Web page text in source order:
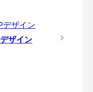
ザイン